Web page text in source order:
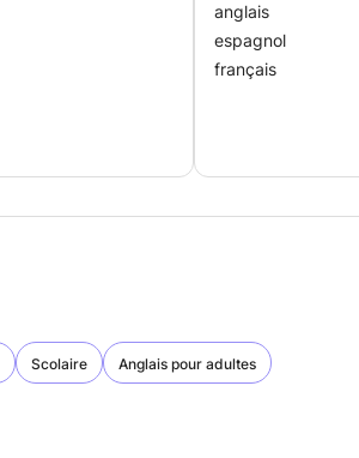
anglais
espagnol
français
Scolaire Anglais pour adultes